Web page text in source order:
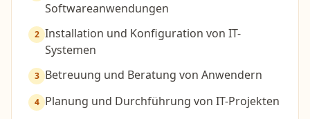
Softwareanwendungen
2 Installation und Konfiguration von IT-
Systemen
3 Betreuung und Beratung von Anwendern
4 Planung und Durchführung von IT-Projekten